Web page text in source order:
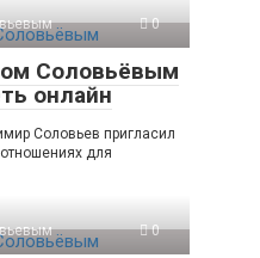
0
Соловьёвым
онлайн
Соловьев пригласил
для
0